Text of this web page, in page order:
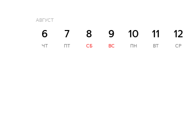
АВГУСТ
6
ЧТ
7
ПТ
8
СБ
9
ВС
10
ПН
11
ВТ
12
СР